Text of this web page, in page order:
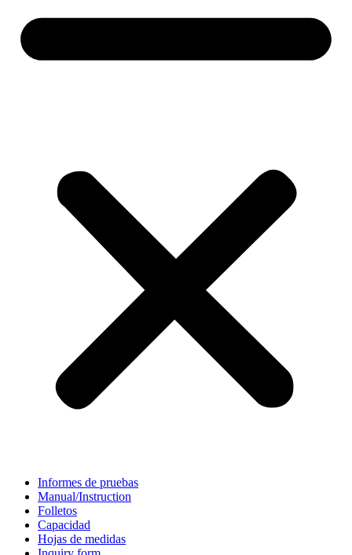
Informes de pruebas
Manual/Instruction
Folletos
Capacidad
Hojas de medidas